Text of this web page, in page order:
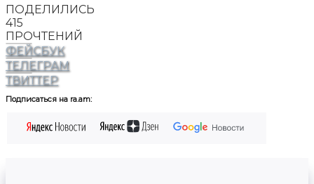
ПОДЕЛИЛИСЬ
415
ПРОЧТЕНИЙ
ФЕЙСБУК
ТЕЛЕГРАМ
ТВИТТЕР
Подписаться на ra.am: